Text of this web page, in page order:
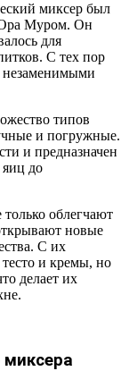
миксер был
Ора Муром. Он
для
С тех пор
незаменимыми
типов
и погружные.
и предназначен
яиц до
облегчают
новые
С их
и кремы, но
делает их
миксера